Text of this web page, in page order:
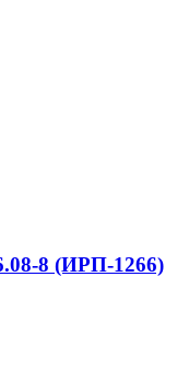
8 (ИРП-1266)